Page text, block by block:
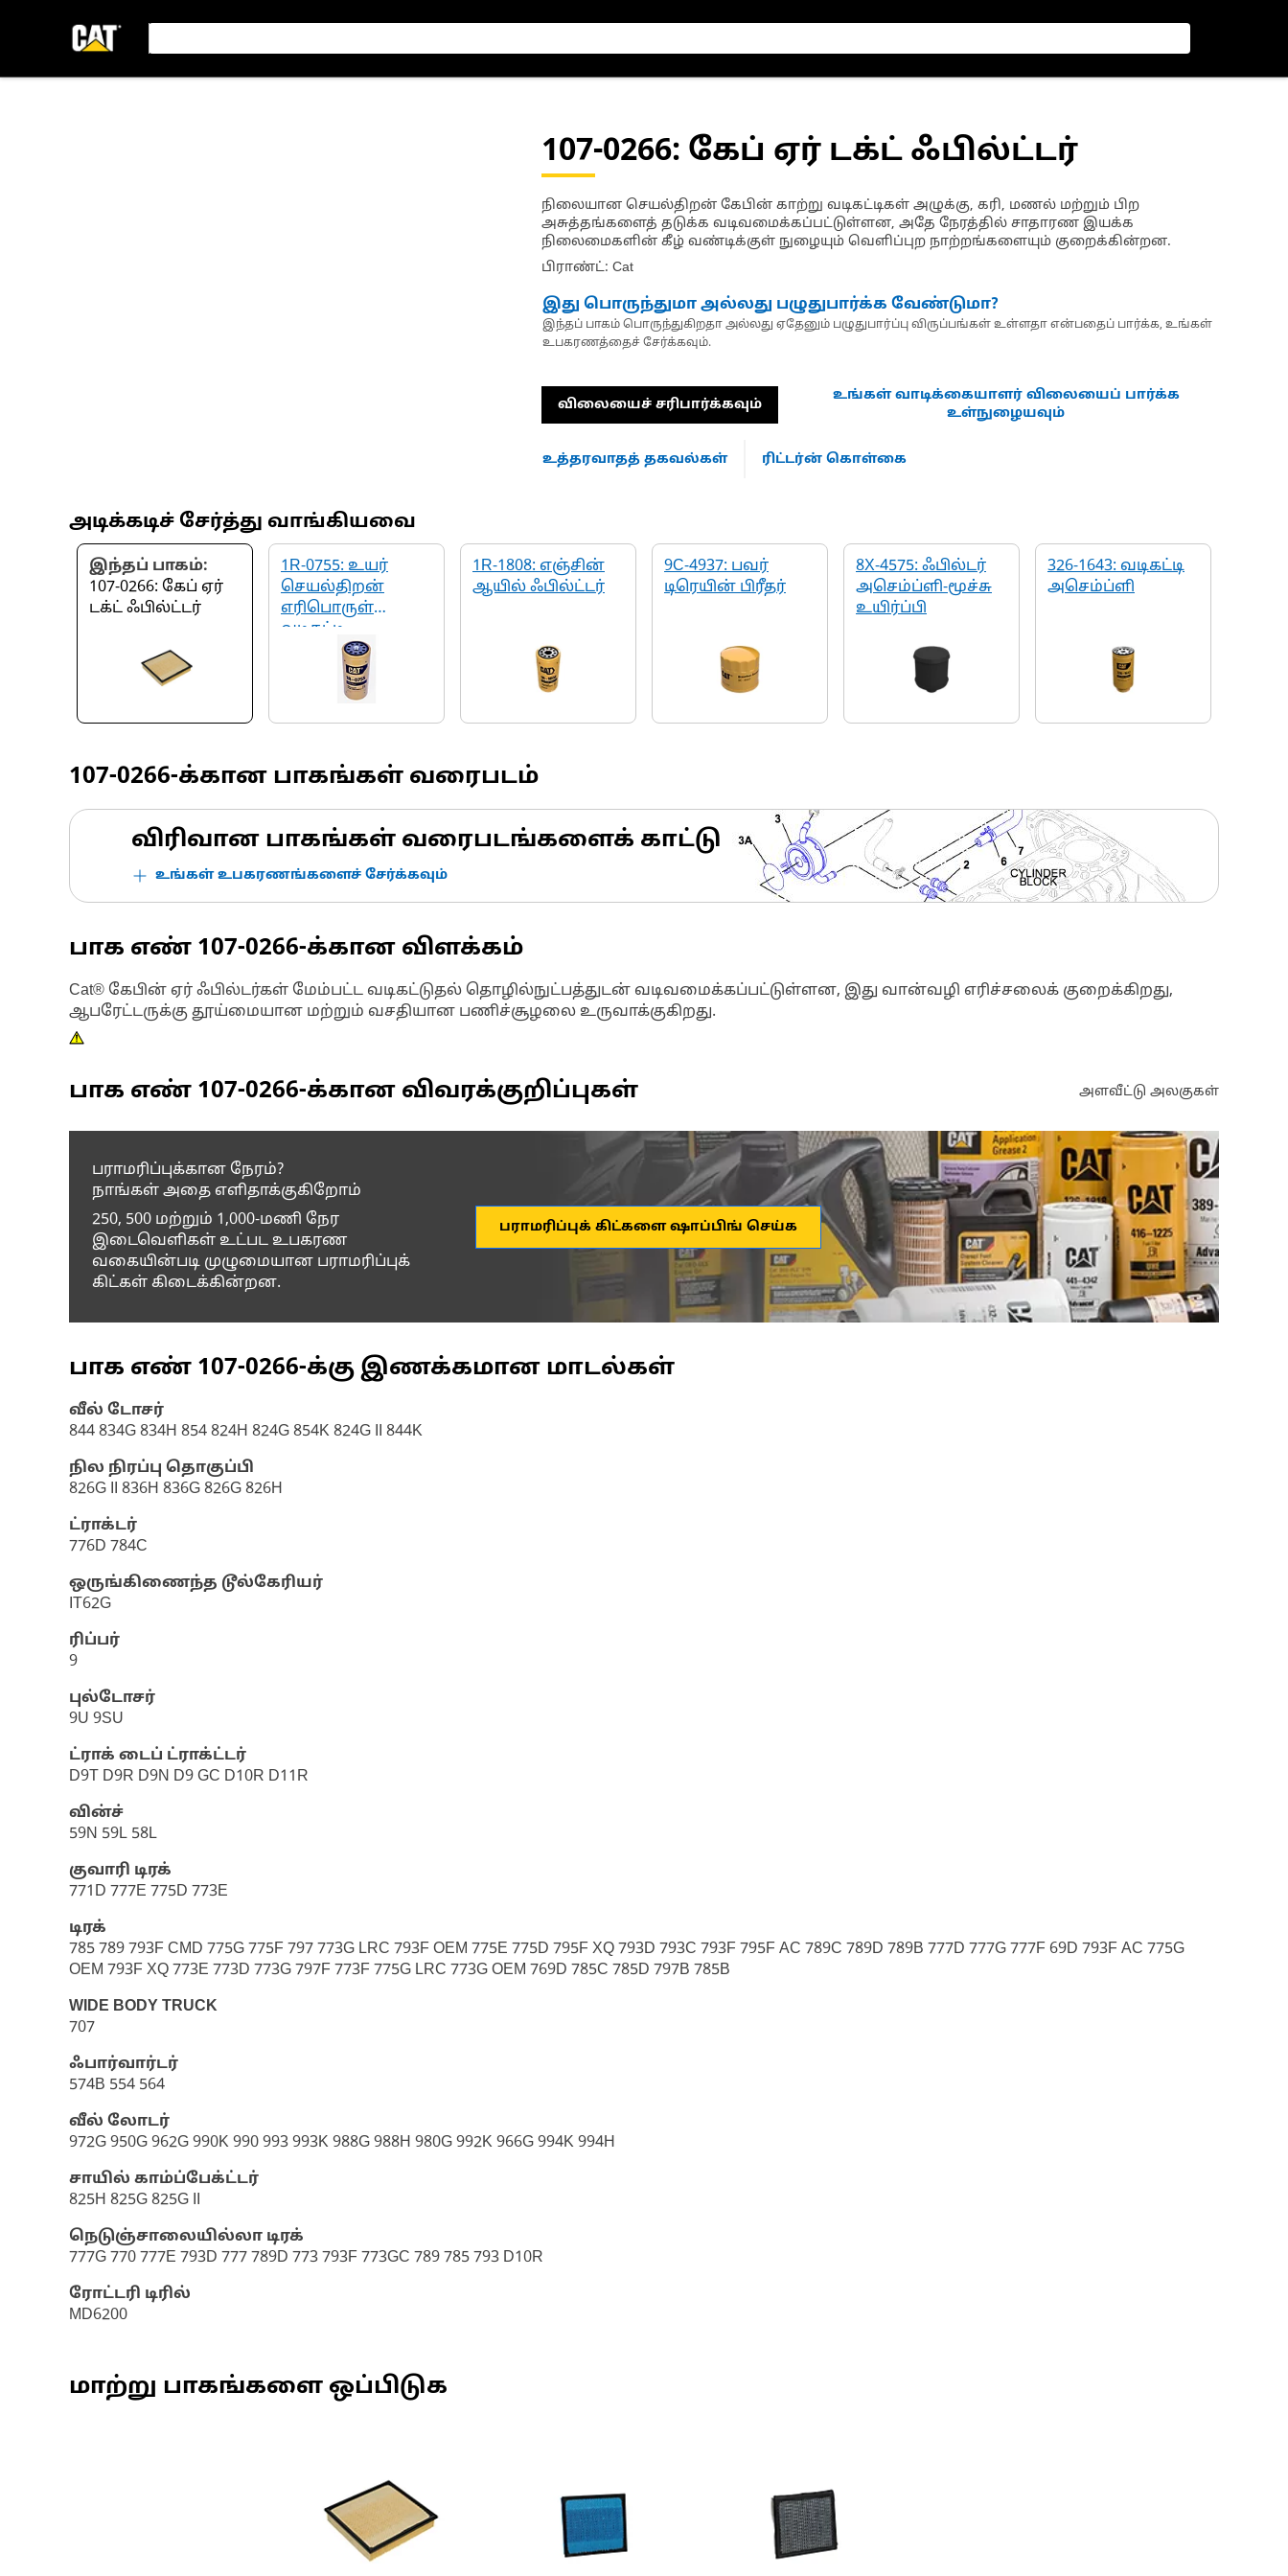
107-0266: கேப் ஏர் டக்ட் ஃபில்ட்டர்
நிலையான செயல்திறன் கேபின் காற்று வடிகட்டிகள் அழுக்கு, கரி, மணல் மற்றும் பிற
அசுத்தங்களைத் தடுக்க வடிவமைக்கப்பட்டுள்ளன, அதே நேரத்தில் சாதாரண இயக்க
நிலைமைகளின் கீழ் வண்டிக்குள் நுழையும் வெளிப்புற நாற்றங்களையும் குறைக்கின்றன.
பிராண்ட்: Cat
இது பொருந்துமா அல்லது பழுதுபார்க்க வேண்டுமா?
இந்தப் பாகம் பொருந்துகிறதா அல்லது ஏதேனும் பழுதுபார்ப்பு விருப்பங்கள் உள்ளதா என்பதைப் பார்க்க, உங்கள்
உபகரணத்தைச் சேர்க்கவும்.
விலையைச் சரிபார்க்கவும்
உங்கள் வாடிக்கையாளர் விலையைப் பார்க்க
உள்நுழையவும்
உத்தரவாதத் தகவல்கள் ரிட்டர்ன் கொள்கை
அடிக்கடிச் சேர்த்து வாங்கியவை
இந்தப் பாகம்:
107-0266: கேப் ஏர்
டக்ட் ஃபில்ட்டர்
1R-0755: உயர்
செயல்திறன்
எரிபொருள்
வடிகட்டி
1R-1808: எஞ்சின்
ஆயில் ஃபில்ட்டர்
9C-4937: பவர்
டிரெயின் பிரீதர்
8X-4575: ஃபில்டர்
அசெம்ப்ளி-மூச்சு
உயிர்ப்பி
326-1643: வடிகட்டி
அசெம்ப்ளி
107-0266-க்கான பாகங்கள் வரைபடம்
விரிவான பாகங்கள் வரைபடங்களைக் காட்டு
உங்கள் உபகரணங்களைச் சேர்க்கவும்
பாக எண் 107-0266-க்கான விளக்கம்
Cat® கேபின் ஏர் ஃபில்டர்கள் மேம்பட்ட வடிகட்டுதல் தொழில்நுட்பத்துடன் வடிவமைக்கப்பட்டுள்ளன, இது வான்வழி எரிச்சலைக் குறைக்கிறது,
ஆபரேட்டருக்கு தூய்மையான மற்றும் வசதியான பணிச்சூழலை உருவாக்குகிறது.
பாக எண் 107-0266-க்கான விவரக்குறிப்புகள் அளவீட்டு அலகுகள்
பராமரிப்புக்கான நேரம்?
நாங்கள் அதை எளிதாக்குகிறோம்
250, 500 மற்றும் 1,000-மணி நேர
இடைவெளிகள் உட்பட உபகரண
வகையின்படி முழுமையான பராமரிப்புக்
கிட்கள் கிடைக்கின்றன.
பராமரிப்புக் கிட்களை ஷாப்பிங் செய்க
பாக எண் 107-0266-க்கு இணக்கமான மாடல்கள்
வீல் டோசர்
844 834G 834H 854 824H 824G 854K 824G II 844K
நில நிரப்பு தொகுப்பி
826G II 836H 836G 826G 826H
ட்ராக்டர்
776D 784C
ஒருங்கிணைந்த டூல்கேரியர்
IT62G
ரிப்பர்
9
புல்டோசர்
9U 9SU
ட்ராக் டைப் ட்ராக்ட்டர்
D9T D9R D9N D9 GC D10R D11R
வின்ச்
59N 59L 58L
குவாரி டிரக்
771D 777E 775D 773E
டிரக்
785 789 793F CMD 775G 775F 797 773G LRC 793F OEM 775E 775D 795F XQ 793D 793C 793F 795F AC 789C 789D 789B 777D 777G 777F 69D 793F AC 775G
OEM 793F XQ 773E 773D 773G 797F 773F 775G LRC 773G OEM 769D 785C 785D 797B 785B
WIDE BODY TRUCK
707
ஃபார்வார்டர்
574B 554 564
வீல் லோடர்
972G 950G 962G 990K 990 993 993K 988G 988H 980G 992K 966G 994K 994H
சாயில் காம்ப்பேக்ட்டர்
825H 825G 825G II
நெடுஞ்சாலையில்லா டிரக்
777G 770 777E 793D 777 789D 773 793F 773GC 789 785 793 D10R
ரோட்டரி டிரில்
MD6200
மாற்று பாகங்களை ஒப்பிடுக